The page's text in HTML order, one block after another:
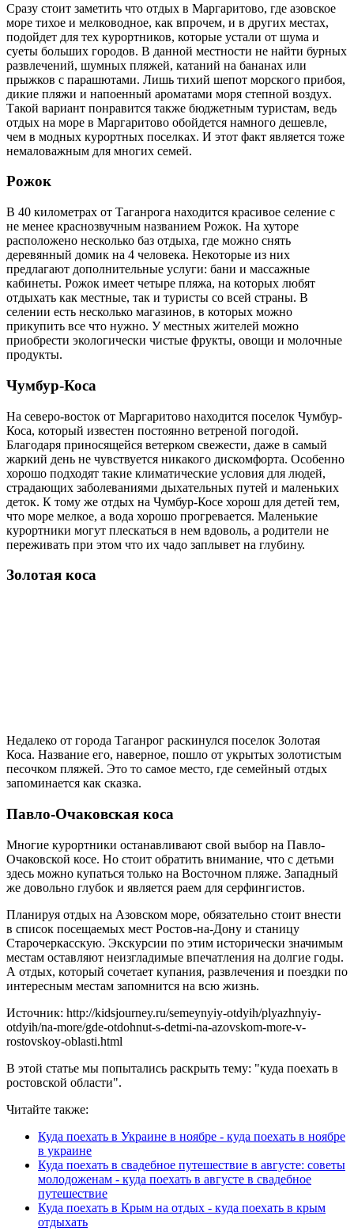
Сразу стоит заметить что отдых в Маргаритово, где азовское
море тихое и мелководное, как впрочем, и в других местах,
подойдет для тех курортников, которые устали от шума и
суеты больших городов. В данной местности не найти бурных
развлечений, шумных пляжей, катаний на бананах или
прыжков с парашютами. Лишь тихий шепот морского прибоя,
дикие пляжи и напоенный ароматами моря степной воздух.
Такой вариант понравится также бюджетным туристам, ведь
отдых на море в Маргаритово обойдется намного дешевле,
чем в модных курортных поселках. И этот факт является тоже
немаловажным для многих семей.
Рожок
В 40 километрах от Таганрога находится красивое селение с
не менее краснозвучным названием Рожок. На хуторе
расположено несколько баз отдыха, где можно снять
деревянный домик на 4 человека. Некоторые из них
предлагают дополнительные услуги: бани и массажные
кабинеты. Рожок имеет четыре пляжа, на которых любят
отдыхать как местные, так и туристы со всей страны. В
селении есть несколько магазинов, в которых можно
прикупить все что нужно. У местных жителей можно
приобрести экологически чистые фрукты, овощи и молочные
продукты.
Чумбур-Коса
На северо-восток от Маргаритово находится поселок Чумбур-
Коса, который известен постоянно ветреной погодой.
Благодаря приносящейся ветерком свежести, даже в самый
жаркий день не чувствуется никакого дискомфорта. Особенно
хорошо подходят такие климатические условия для людей,
страдающих заболеваниями дыхательных путей и маленьких
деток. К тому же отдых на Чумбур-Косе хорош для детей тем,
что море мелкое, а вода хорошо прогревается. Маленькие
курортники могут плескаться в нем вдоволь, а родители не
переживать при этом что их чадо заплывет на глубину.
Золотая коса
Недалеко от города Таганрог раскинулся поселок Золотая
Коса. Название его, наверное, пошло от укрытых золотистым
песочком пляжей. Это то самое место, где семейный отдых
запоминается как сказка.
Павло-Очаковская коса
Многие курортники останавливают свой выбор на Павло-
Очаковской косе. Но стоит обратить внимание, что с детьми
здесь можно купаться только на Восточном пляже. Западный
же довольно глубок и является раем для серфингистов.
Планируя отдых на Азовском море, обязательно стоит внести
в список посещаемых мест Ростов-на-Дону и станицу
Старочеркасскую. Экскурсии по этим исторически значимым
местам оставляют неизгладимые впечатления на долгие годы.
А отдых, который сочетает купания, развлечения и поездки по
интересным местам запомнится на всю жизнь.
Источник: http://kidsjourney.ru/semeynyiy-otdyih/plyazhnyiy-
otdyih/na-more/gde-otdohnut-s-detmi-na-azovskom-more-v-
rostovskoy-oblasti.html
В этой статье мы попытались раскрыть тему: "куда поехать в
ростовской области".
Читайте также:
Куда поехать в Украине в ноябре - куда поехать в ноябре
в украине
Куда поехать в свадебное путешествие в августе: советы
молодоженам - куда поехать в августе в свадебное
путешествие
Куда поехать в Крым на отдых - куда поехать в крым
отдыхать